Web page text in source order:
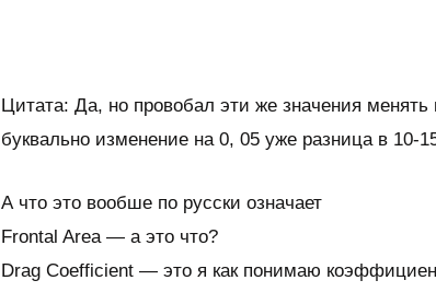
Цитата: Да, но провобал эти же значения менять
буквально изменение на 0, 05 уже разница в 10-
А что это вообше по русски означает
Frontal Area — а это что?
Drag Coefficient — это я как понимаю